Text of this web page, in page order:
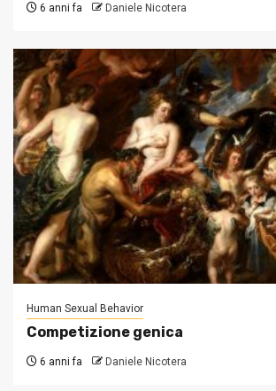
6 anni fa Daniele Nicotera
Human Sexual Behavior
Competizione genica
6 anni fa Daniele Nicotera